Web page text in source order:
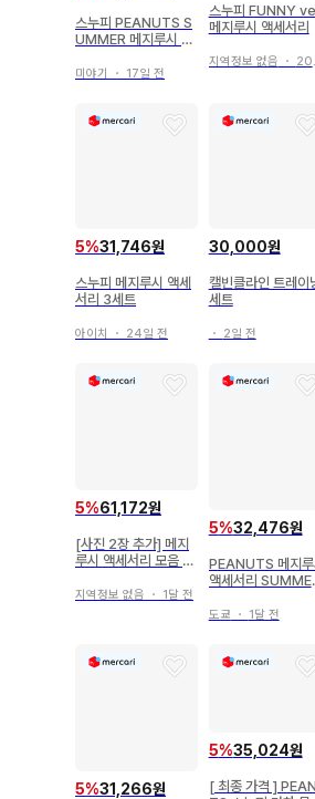
스누피 PEANUTS S
UMMER 메지루시 참
미야기 ・ 17일 전
스누피 FUNNY
메지루시 액세서리
지역정보 없음 ・ 20일 전
5%31,746원
스누피 메지루시 액세
서리 3세트
아이치 ・ 24일 전
30,000원
캘빈클라인 트레이
세트
・ 2일 전
5%61,172원
[사진 2장 추가] 메지
루시 액세서리 모음 D
누피
지역정보 없음 ・ 1달 전
5%32,476원
PEANUTS 메지루
액세서리
도쿄 ・ 1달 전
5%31,266원
5%35,024원
[ 최종 가격 ]